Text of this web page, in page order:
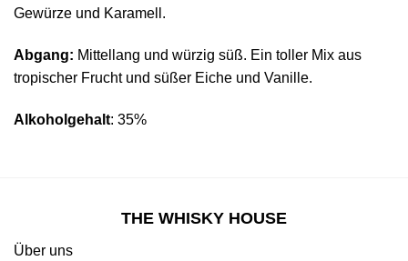
Gewürze und Karamell.
Abgang: Mittellang und würzig süß. Ein toller Mix aus
tropischer Frucht und süßer Eiche und Vanille.
Alkoholgehalt: 35%
THE WHISKY HOUSE
Über uns